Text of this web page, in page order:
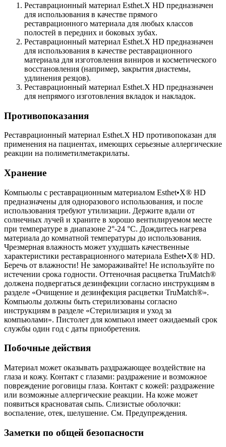
Реставрационный материал Esthet.X HD предназначен
для использования в качестве прямого
реставрационного материала для любых классов
полостей в передних и боковых зубах.
Реставрационный материал Esthet.X HD предназначен
для использования в качестве реставрационного
материала для изготовления виниров и косметического
восстановления (например, закрытия диастемы,
удлинения резцов).
Реставрационный материал Esthet.X HD предназначен
для непрямого изготовления вкладок и накладок.
Противопоказания
Реставрационный материал Esthet.X HD противопоказан для
применения на пациентах, имеющих серьезные аллергические
реакции на полиметилметакрилаты.
Хранение
Компьюлы с реставрационным материалом Esthet•X® HD
предназначены для одноразового использования, и после
использования требуют утилизации. Держите вдали от
солнечных лучей и храните в хорошо вентилируемом месте
при температуре в диапазоне 2°-24 °C. Дождитесь нагрева
материала до комнатной температуры до использования.
Чрезмерная влажность может ухудшать качественные
характеристики реставрационного материала Esthet•X® HD.
Беречь от влажности! Не замораживайте! Не используйте по
истечении срока годности. Оттеночная расцветка TruMatch®
должена подвергаться дезинфекции согласно инструкциям в
разделе «Очищение и дезинфекция расцветки TruMatch®».
Компьюлы должны быть стерилизованы согласно
инструкциям в разделе «Стерилизация и уход за
компьюлами». Пистолет для компьюл имеет ожидаемый срок
службы один год с даты приобретения.
Побочные действия
Материал может оказывать раздражающее воздействие на
глаза и кожу. Контакт с глазами: раздражение и возможное
повреждение роговицы глаза. Контакт с кожей: раздражение
или возможные аллергические реакции. На коже может
появиться красноватая сыпь. Слизистые оболочки:
воспаление, отек, шелушение. См. Предупреждения.
Заметки по общей безопасности